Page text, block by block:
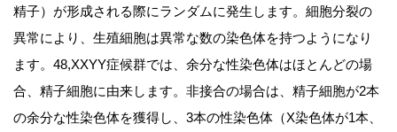
精子）が形成される際にランダムに発生します。細胞分裂の
異常により、生殖細胞は異常な数の染色体を持つようになり
ます。48,XXYY症候群では、余分な性染色体はほとんどの場
合、精子細胞に由来します。非接合の場合は、精子細胞が2本
の余分な性染色体を獲得し、3本の性染色体（X染色体が1本、